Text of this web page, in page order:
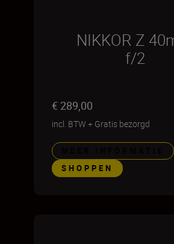
NIKKOR Z
f/2
€ 289,00
incl. BTW + Gratis bezorgd
SHOPPEN